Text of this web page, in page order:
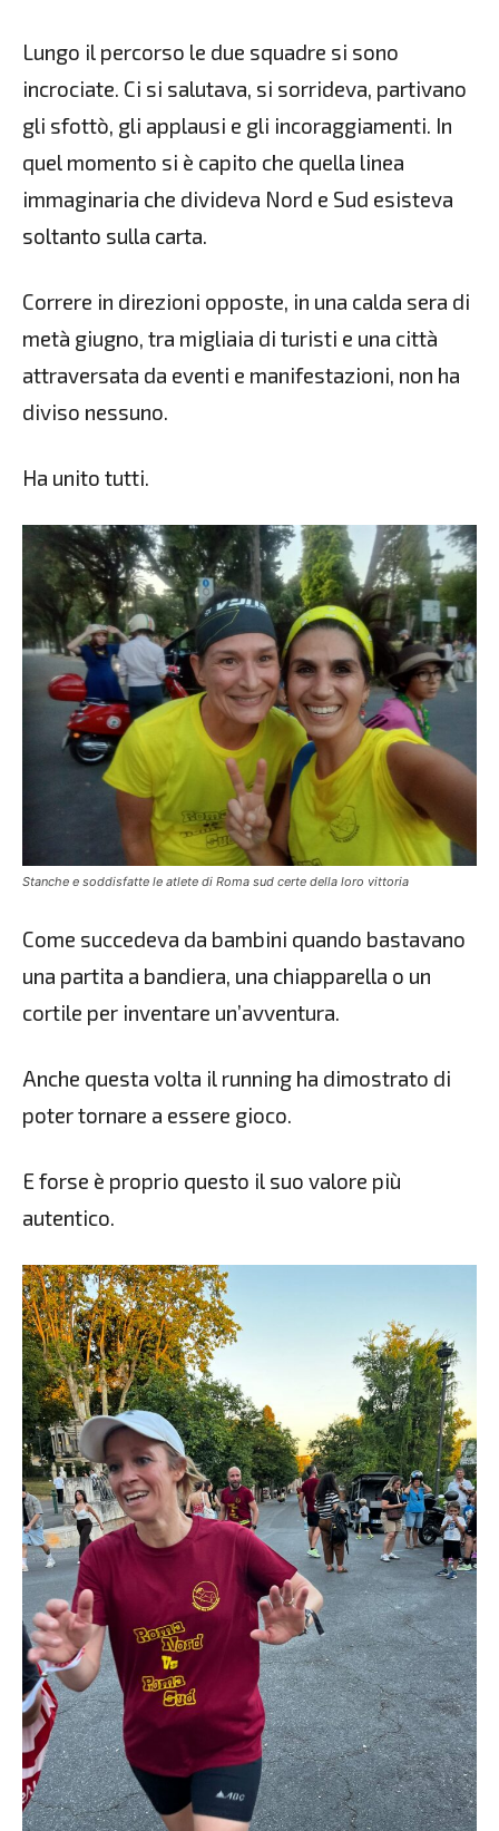
Lungo il percorso le due squadre si sono
incrociate. Ci si salutava, si sorrideva, partivano
gli sfottò, gli applausi e gli incoraggiamenti. In
quel momento si è capito che quella linea
immaginaria che divideva Nord e Sud esisteva
soltanto sulla carta.
Correre in direzioni opposte, in una calda sera di
metà giugno, tra migliaia di turisti e una città
attraversata da eventi e manifestazioni, non ha
diviso nessuno.
Ha unito tutti.
Stanche e soddisfatte le atlete di Roma sud certe della loro vittoria
Come succedeva da bambini quando bastavano
una partita a bandiera, una chiapparella o un
cortile per inventare un’avventura.
Anche questa volta il running ha dimostrato di
poter tornare a essere gioco.
E forse è proprio questo il suo valore più
autentico.